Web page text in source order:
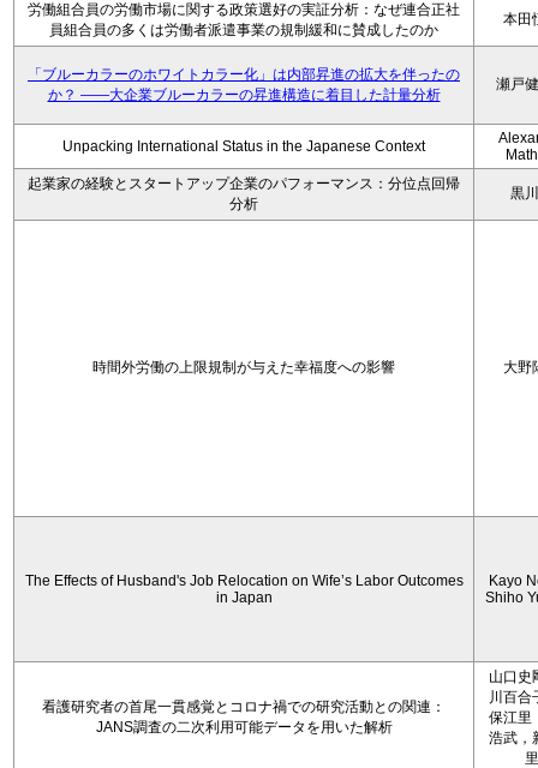
労働組合員の労働市場に関する政策選好の実証分析：なぜ連合正社
員組合員の多くは労働者派遣事業の規制緩和に賛成したのか
本田
「ブルーカラーのホワイトカラー化」は内部昇進の拡大を伴ったの
か？ ――大企業ブルーカラーの昇進構造に着目した計量分析
瀬戸
Unpacking International Status in the Japanese Context
起業家の経験とスタートアップ企業のパフォーマンス：分位点回帰
分析
黒
時間外労働の上限規制が与えた幸福度への影響 大野
The Effects of Husband's Job Relocation on Wife’s Labor Outcomes
in Japan
Kayo
Shiho
看護研究者の首尾一貫感覚とコロナ禍での研究活動との関連：
JANS調査の二次利用可能データを用いた解析
山口史
川百合
保江里
浩武，
里